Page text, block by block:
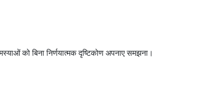
को बिना निर्णयात्मक दृष्टिकोण अपनाए समझना।